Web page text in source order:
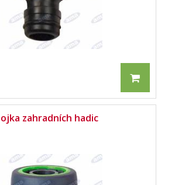
zahradních hadic